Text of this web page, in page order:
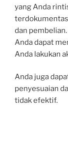
yang Anda
dan
Anda dapat
Anda lakukan
Anda juga
penyesuaian
tidak efektif.